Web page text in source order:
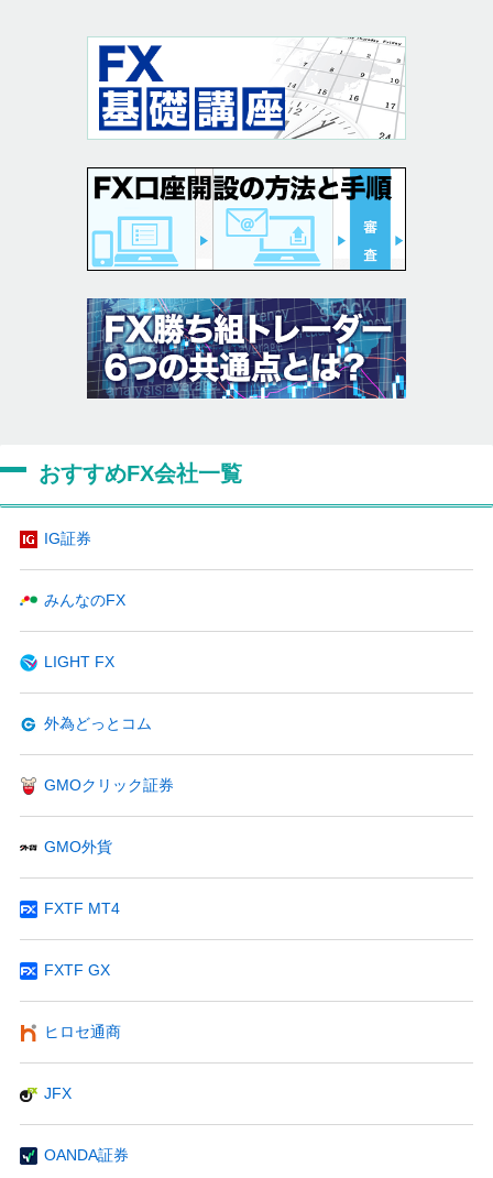
おすすめFX会社一覧
IG証券
みんなのFX
LIGHT FX
外為どっとコム
GMOクリック証券
GMO外貨
FXTF MT4
FXTF GX
ヒロセ通商
JFX
OANDA証券